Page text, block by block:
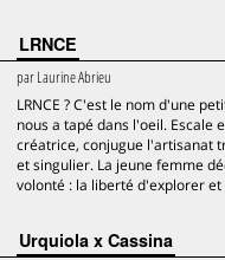
LRNCE
parLaurine Abrieu
LRNCE ? C'est le nom d'une
nous a tapé dans l'oeil. Escale
créatrice, conjugue l'artisanat
et singulier. La jeune femme
volonté : la liberté d'explorer
Urquiola x Cassina